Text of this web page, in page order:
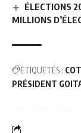
ÉLECTIONS
MILLIONS
ÉTIQUETÉS :
PRÉSIDENT